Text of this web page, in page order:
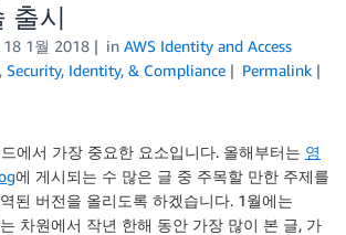
출시
18 1월 2018 in AWS Identity and Access
, Security, Identity, & Compliance
Permalink
에서 가장 중요한 요소입니다. 올해부터는 영
에 게시되는 수 많은 글 중 주목할 만한 주제를
된 버전을 올리도록 하겠습니다. 1월에는
차원에서 작년 한해 동안 가장 많이 본 글, 가